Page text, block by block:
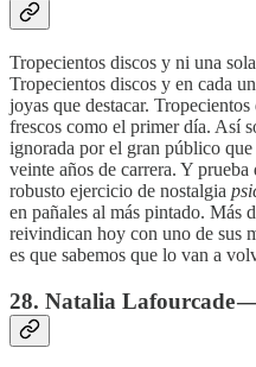
Tropecientos discos y ni una
Tropecientos discos y en cada
joyas que destacar.
frescos como el primer día. Así
ignorada por el gran público que
veinte años de carrera. Y
robusto ejercicio de nostalgia
en pañales al más pintado. Más
reivindican hoy con uno de sus
es que sabemos que lo van a
28. Natalia Lafourcade